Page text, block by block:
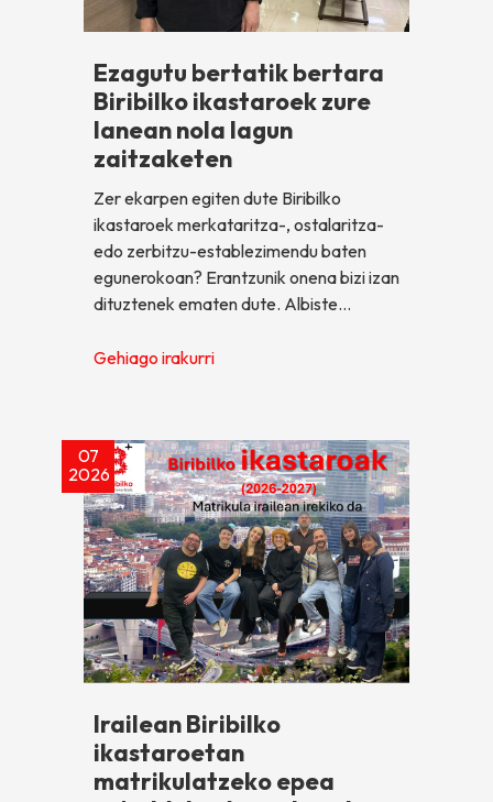
Ezagutu bertatik bertara
Biribilko ikastaroek zure
lanean nola lagun
zaitzaketen
Zer ekarpen egiten dute Biribilko
ikastaroek merkataritza-, ostalaritza-
edo zerbitzu-establezimendu baten
egunerokoan? Erantzunik onena bizi izan
dituztenek ematen dute. Albiste…
Gehiago irakurri
07
2026
Irailean Biribilko
ikastaroetan
matrikulatzeko epea